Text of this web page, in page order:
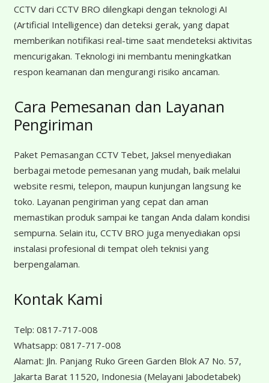
CCTV dari CCTV BRO dilengkapi dengan teknologi AI
(Artificial Intelligence) dan deteksi gerak, yang dapat
memberikan notifikasi real-time saat mendeteksi aktivitas
mencurigakan. Teknologi ini membantu meningkatkan
respon keamanan dan mengurangi risiko ancaman.
Cara Pemesanan dan Layanan
Pengiriman
Paket Pemasangan CCTV Tebet, Jaksel menyediakan
berbagai metode pemesanan yang mudah, baik melalui
website resmi, telepon, maupun kunjungan langsung ke
toko. Layanan pengiriman yang cepat dan aman
memastikan produk sampai ke tangan Anda dalam kondisi
sempurna. Selain itu, CCTV BRO juga menyediakan opsi
instalasi profesional di tempat oleh teknisi yang
berpengalaman.
Kontak Kami
Telp: 0817-717-008
Whatsapp: 0817-717-008
Alamat: Jln. Panjang Ruko Green Garden Blok A7 No. 57,
Jakarta Barat 11520, Indonesia (Melayani Jabodetabek)